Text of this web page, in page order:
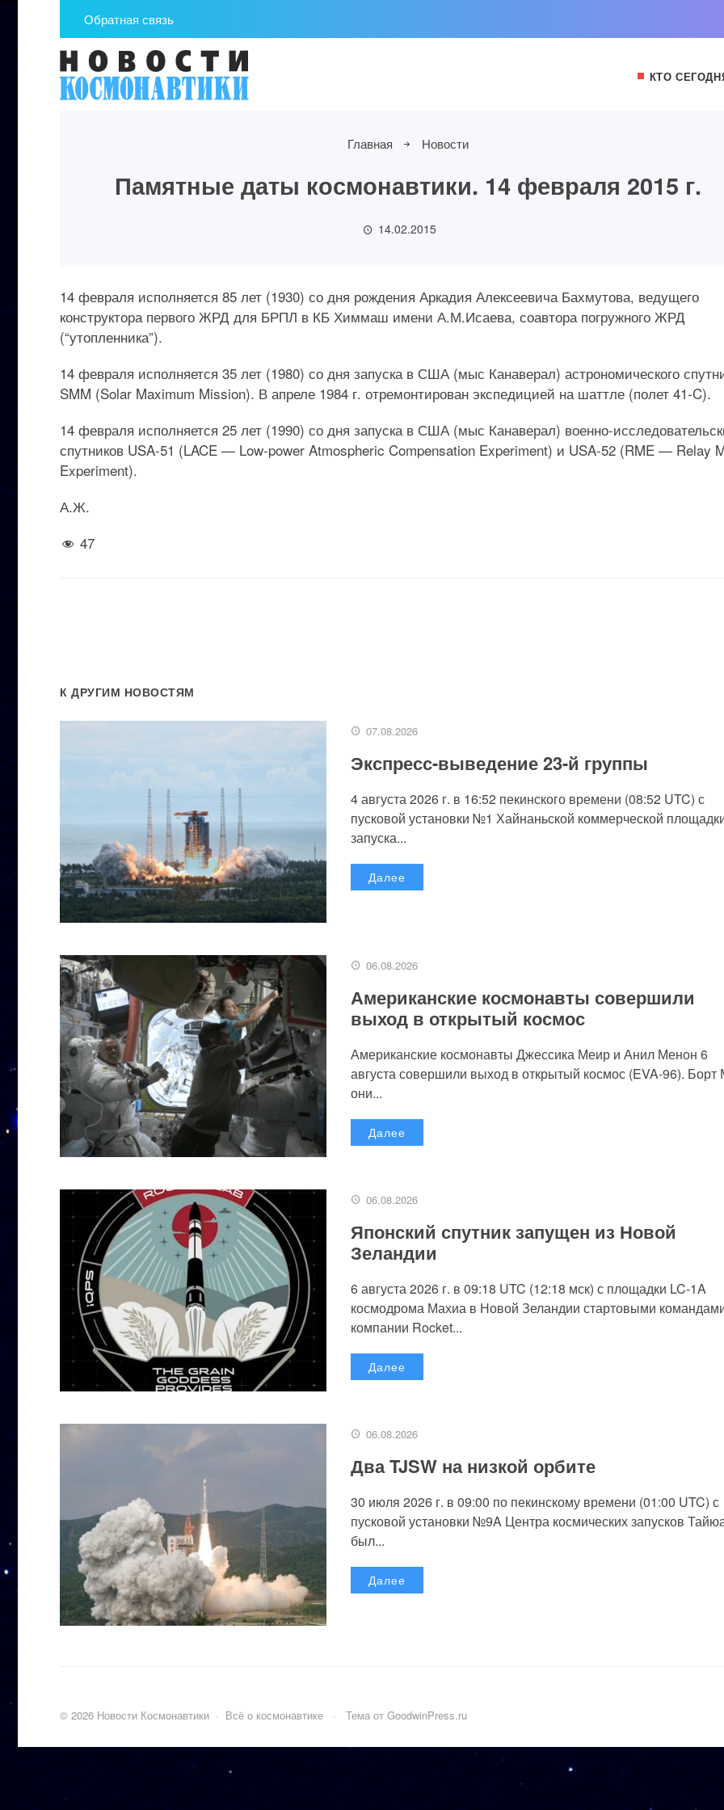
Обратная связь
КТО
Главная Новости
Памятные даты космонавтики. 14 февраля 2015 г.
14.02.2015
14 февраля исполняется 85 лет (1930) со дня рождения Аркадия Алексеевича Бахмутова, ведущего
конструктора первого ЖРД для БРПЛ в КБ Химмаш имени А.М.Исаева, соавтора погружного ЖРД
(“утопленника”).
14 февраля исполняется 35 лет (1980) со дня запуска в США (мыс Канаверал) астрономического
SMM (Solar Maximum Mission). В апреле 1984 г. отремонтирован экспедицией на шаттле (полет 41-C).
14 февраля исполняется 25 лет (1990) со дня запуска в США (мыс Канаверал) военно-
спутников USA-51 (LACE — Low-power Atmospheric Compensation Experiment) и USA-52 (RME — Relay
Experiment).
А.Ж.
47
К ДРУГИМ НОВОСТЯМ
07.08.2026
Экспресс-выведение 23-й группы
4 августа 2026 г. в 16:52 пекинского времени (08:52 UTC) с
пусковой установки №1 Хайнаньской коммерческой
запуска...
Далее
06.08.2026
Американские космонавты совершили
выход в открытый космос
Американские космонавты Джессика Меир и Анил Менон 6
августа совершили выход в открытый космос (EVA-96).
они...
Далее
06.08.2026
Японский спутник запущен из Новой
Зеландии
6 августа 2026 г. в 09:18 UTC (12:18 мск) с площадки LC-1A
космодрома Махиа в Новой Зеландии стартовыми
компании Rocket...
Далее
06.08.2026
Два TJSW на низкой орбите
30 июля 2026 г. в 09:00 по пекинскому времени (01:00 UTC) с
пусковой установки №9A Центра космических запусков
был...
Далее
© 2026 Новости Космонавтики · Всё о космонавтике · Тема от GoodwinPress.ru